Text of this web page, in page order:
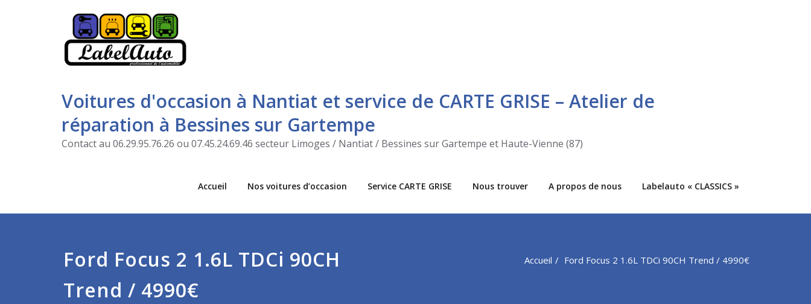
Voitures d'occasion à Nantiat et service de CARTE GRISE – Atelier de
réparation à Bessines sur Gartempe
Contact au 06.29.95.76.26 ou 07.45.24.69.46 secteur Limoges / Nantiat / Bessines sur Gartempe et Haute-Vienne (87)
Accueil Nos voitures d’occasion Service CARTE GRISE Nous trouver A propos de nous Labelauto « CLASSICS »
Ford Focus 2 1.6L TDCi 90CH
Trend / 4990€
Accueil Ford Focus 2 1.6L TDCi 90CH Trend / 4990€